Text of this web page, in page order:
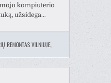
kompiuterio
užsidega…
REMONTAS VILNIUJE,